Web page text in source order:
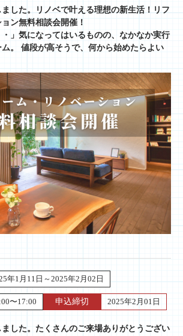
した。リノベで叶える理想の新生活！リフ
ン無料相談会開催！
・」気になってはいるものの、なかなか実行
。 値段が高そうで、何から始めたらよい
年1月11日～2025年2月02日
〜17:00 申込締切 2025年2月01日
した。たくさんのご来場ありがとうござい